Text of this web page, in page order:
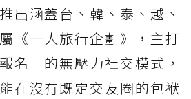
出涵蓋台、韓、泰、越、
《一人旅行企劃》，主打
名」的無壓力社交模式，
在沒有既定交友圈的包袱